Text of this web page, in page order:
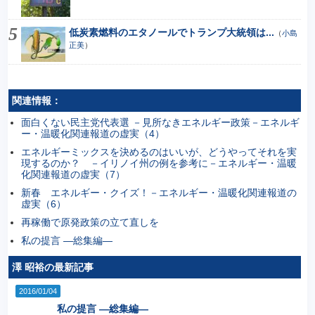
低炭素燃料のエタノールでトランプ大統領は... （小島
正美）
関連情報：
面白くない民主党代表選 －見所なきエネルギー政策－エネルギ
ー・温暖化関連報道の虚実（4）
エネルギーミックスを決めるのはいいが、どうやってそれを実
現するのか？ －イリノイ州の例を参考に－エネルギー・温暖
化関連報道の虚実（7）
新春 エネルギー・クイズ！－エネルギー・温暖化関連報道の
虚実（6）
再稼働で原発政策の立て直しを
私の提言 ―総集編―
澤 昭裕の最新記事
2016/01/04
私の提言 ―総集編―